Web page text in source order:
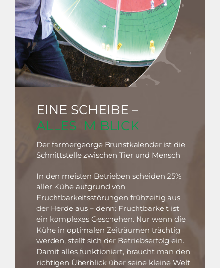
EINE SCHEIBE –
ALLES IM BLICK
Der farmergeorge Brunstkalender ist die
Schnittstelle zwischen Tier und Mensch
In den meisten Betrieben scheiden 25%
aller Kühe aufgrund von
Fruchtbarkeitsstörungen frühzeitig aus
der Herde aus – denn: Fruchtbarkeit ist
ein komplexes Geschehen. Nur wenn die
Kühe in optimalen Zeiträumen trächtig
werden, stellt sich der Betriebserfolg ein.
Damit alles funktioniert, braucht man den
richtigen Überblick über seine kleine Welt